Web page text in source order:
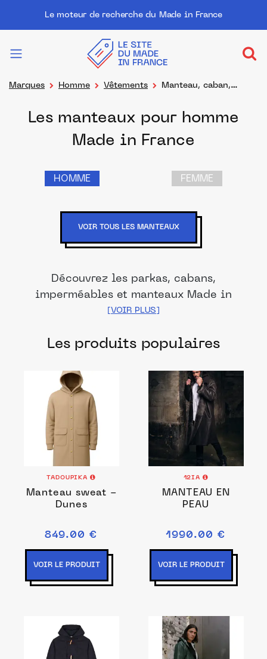
Le moteur de recherche du Made in France
Marques Homme Vêtements Manteau, caban,
Les manteaux pour homme
Made in France
HOMME FEMME
VOIR TOUS LES MANTEAUX
Découvrez les parkas, cabans,
imperméables et manteaux Made in
France de nos marques et distributeurs
fabriqués dans les meilleurs ateliers et
Les produits populaires
TADOUPIKA
Manteau sweat -
Dunes
849.00 €
VOIR LE PRODUIT
12IA
MANTEAU EN
PEAU
1990.00 €
VOIR LE PRODUIT